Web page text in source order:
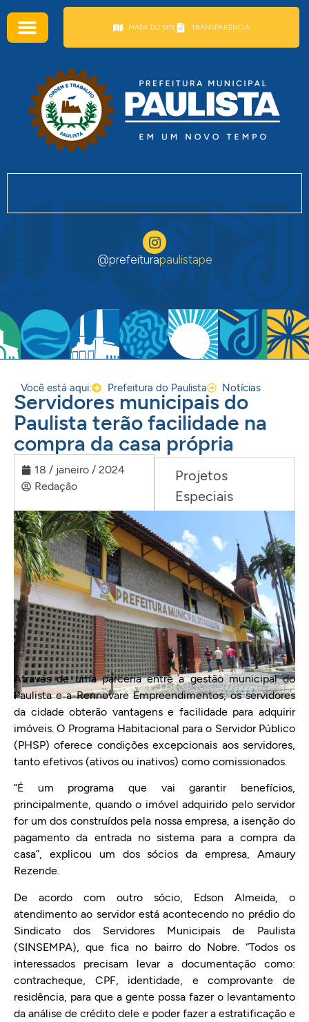
MAPA DO SITE TRANSPARÊNCIA
@prefeiturapaulistape
Você está aqui: Prefeitura do Paulista Notícias
Servidores municipais do
Paulista terão facilidade na
compra da casa própria
18 / janeiro / 2024
Redação
Projetos
Especiais
Através de uma parceria entre a gestão municipal do
Paulista e a Rennovare Empreendimentos, os servidores
da cidade obterão vantagens e facilidade para adquirir
imóveis. O Programa Habitacional para o Servidor Público
(PHSP) oferece condições excepcionais aos servidores,
tanto efetivos (ativos ou inativos) como comissionados.
“É um programa que vai garantir benefícios,
principalmente, quando o imóvel adquirido pelo servidor
for um dos construídos pela nossa empresa, a isenção do
pagamento da entrada no sistema para a compra da
casa”, explicou um dos sócios da empresa, Amaury
Rezende.
De acordo com outro sócio, Edson Almeida, o
atendimento ao servidor está acontecendo no prédio do
Sindicato dos Servidores Municipais de Paulista
(SINSEMPA), que fica no bairro do Nobre. “Todos os
interessados precisam levar a documentação como:
contracheque, CPF, identidade, e comprovante de
residência, para que a gente possa fazer o levantamento
da análise de crédito dele e poder fazer a estratificação e